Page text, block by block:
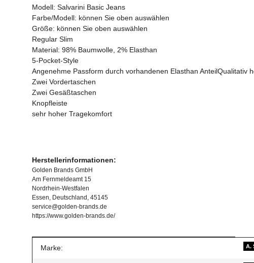
Modell: Salvarini Basic Jeans
Farbe/Modell: können Sie oben auswählen
Größe: können Sie oben auswählen
Regular Slim
Material: 98% Baumwolle, 2% Elasthan
5-Pocket-Style
Angenehme Passform durch vorhandenen Elasthan AnteilQualitativ
Zwei Vordertaschen
Zwei Gesäßtaschen
Knopfleiste
sehr hoher Tragekomfort
Herstellerinformationen:
Golden Brands GmbH
Am Fernmeldeamt 15
Nordrhein-Westfalen
Essen, Deutschland, 45145
service@golden-brands.de
https://www.golden-brands.de/
Produkteigenschaft
Wert
Marke: A.